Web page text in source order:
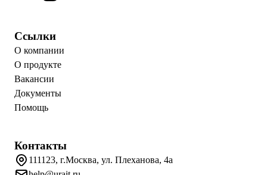
Ссылки
О компании
О продукте
Вакансии
Документы
Помощь
Контакты
111123, г.Москва, ул. Плеханова, 4а